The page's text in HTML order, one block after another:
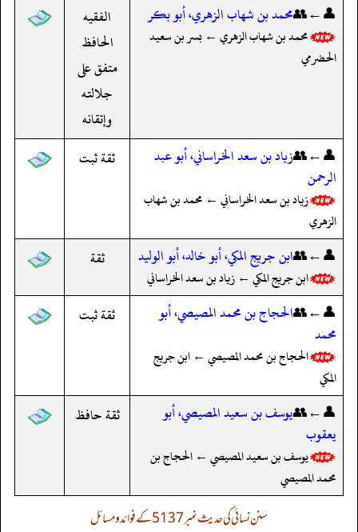
👤←👥محمد بن شهاب الزهري، أبو بكر
محمد بن شهاب الزهري ← بسر بن سعيد
الحضرمي
الفقيه
الحافظ
متفق على
جلالته
وإتقانه
👤←👥زياد بن سعد الخراساني، أبو عبد
الرحمن
زياد بن سعد الخراساني ← محمد بن شهاب
الزهري
ثقة ثبت
👤←👥ابن جريج المكي، أبو خالد، أبو الوليد
ابن جريج المكي ← زياد بن سعد الخراساني
ثقة
👤←👥الحجاج بن محمد المصيصي، أبو
محمد
الحجاج بن محمد المصيصي ← ابن جريج
المكي
ثقة ثبت
👤←👥يوسف بن سعيد المصيصي، أبو
يعقوب
يوسف بن سعيد المصيصي ← الحجاج بن
محمد المصيصي
ثقة حافظ
سنن نسائی کی حدیث نمبر 5137 کے فوائد و مسائل